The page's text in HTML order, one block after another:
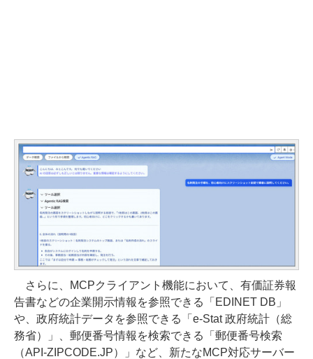
さらに、MCPクライアント機能において、有価証券報
告書などの企業開示情報を参照できる「EDINET DB」
や、政府統計データを参照できる「e-Stat 政府統計（総
務省）」、郵便番号情報を検索できる「郵便番号検索
（API-ZIPCODE.JP）」など、新たなMCP対応サーバー